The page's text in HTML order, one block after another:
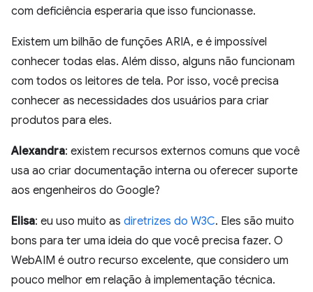
com deficiência esperaria que isso funcionasse.
Existem um bilhão de funções ARIA, e é impossível
conhecer todas elas. Além disso, alguns não funcionam
com todos os leitores de tela. Por isso, você precisa
conhecer as necessidades dos usuários para criar
produtos para eles.
Alexandra: existem recursos externos comuns que você
usa ao criar documentação interna ou oferecer suporte
aos engenheiros do Google?
Elisa: eu uso muito as diretrizes do W3C. Eles são muito
bons para ter uma ideia do que você precisa fazer. O
WebAIM é outro recurso excelente, que considero um
pouco melhor em relação à implementação técnica.